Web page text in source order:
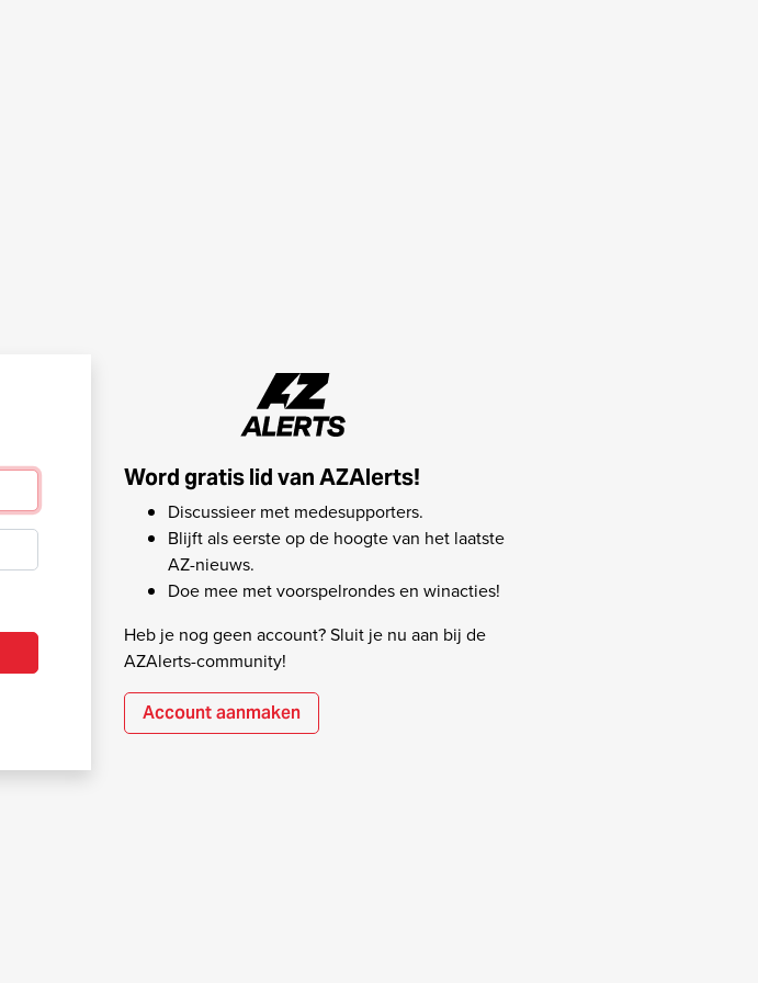
Word gratis lid van AZAlerts!
Discussieer met medesupporters.
Blijft als eerste op de hoogte van het laatste
AZ-nieuws.
Doe mee met voorspelrondes en winacties!
Heb je nog geen account? Sluit je nu aan bij de
AZAlerts-community!
Account aanmaken